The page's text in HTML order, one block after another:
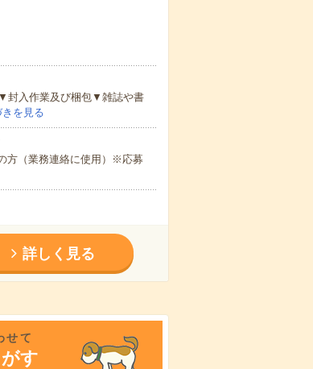
封入作業及び梱包▼雑誌や書
きを見る
（業務連絡に使用）※応募
詳しく見る
せて
す